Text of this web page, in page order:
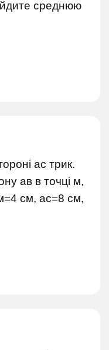
среднюю
ас трик.
ав в точці м,
см, ас=8 см,